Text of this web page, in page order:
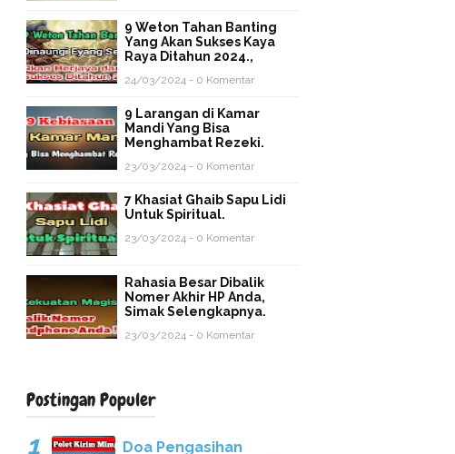
9 Weton Tahan Banting
Yang Akan Sukses Kaya
Raya Ditahun 2024.,
24/03/2024 - 0 Komentar
9 Larangan di Kamar
Mandi Yang Bisa
Menghambat Rezeki.
23/03/2024 - 0 Komentar
7 Khasiat Ghaib Sapu Lidi
Untuk Spiritual.
23/03/2024 - 0 Komentar
Rahasia Besar Dibalik
Nomer Akhir HP Anda,
Simak Selengkapnya.
23/03/2024 - 0 Komentar
Postingan Populer
Doa Pengasihan